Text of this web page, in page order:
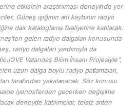
etkisinin araştırılması deneyinde yer
Güneş ışığının ani kaybının radyo
dair kataloglama faaliyetine katılacak.
gelen radyo dalgaları konusunda
radyo dalgaları yardımıyla da
Vatandaş Bilim İnsanı Projesiyle”,
uzun dalga boylu radyo patlamaları,
tarafından yakalanacak. Söz konusu
iyonosferden geçerken değişime
deneyde katılımcılar, telsiz anten